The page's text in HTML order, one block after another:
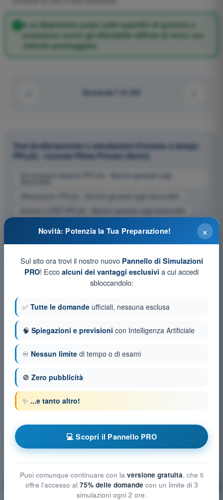
è un dispositivo posto sulle superfici di governo a
protezione contro gli effettidelle raffiche di vento con
velivolo parcheggiato
Domanda 7 di 220
Test di allenamento e simulazioni d'esame a tempo
PPL(A) - Licenza Pilota Privato (Aerei)
Simulazione d'esame PPL(A) - Nozioni generali sugli
Allenamento PPL(A) - Nozioni generali sugli Aeromobili
Esame in PDF PPL(A) - Nozioni generali sugli Aeromobili
Nozioni generali sugli Aeromobili Allenamento!
×
Novità: Potenzia la Tua Preparazione!
Sul sito ora trovi il nostro nuovo Pannello di Simulazioni
PRO! Ecco alcuni dei vantaggi esclusivi a cui accedi
sbloccandolo:
✅ Tutte le domande ufficiali, nessuna esclusa
🧠 Spiegazioni e previsioni con Intelligenza Artificiale
♾️ Nessun limite di tempo o di esami
🚫 Zero pubblicità
✨ ...e tanto altro!
💻 Scopri il Pannello PRO
Puoi comunque continuare con la versione gratuita, che ti
offre l'accesso al 75% delle domande con un limite di 3
simulazioni ogni 2 ore.